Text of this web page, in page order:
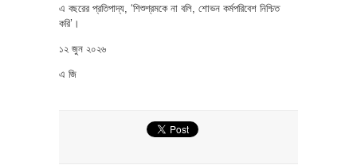
এ বছরের প্রতিপাদ্য, ‘শিশুশ্রমকে না বলি, শোভন কর্মপরিবেশ নিশ্চিত
করি’।
১২ জুন ২০২৬
এ জি